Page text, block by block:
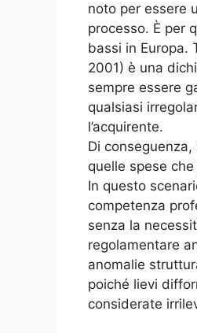
noto per essere
processo. È per
bassi in Europa.
2001) è una
sempre essere
qualsiasi
l’acquirente.
Di
quelle spese
In questo
competenza
senza la
regolamentare
anomalie
poiché lievi
considerate